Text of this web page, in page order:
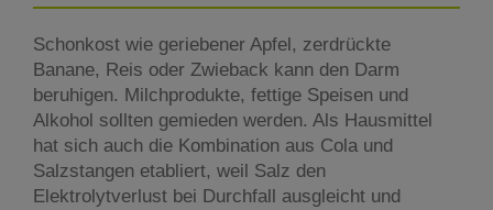
Schonkost wie geriebener Apfel, zerdrückte
Banane, Reis oder Zwieback kann den Darm
beruhigen. Milchprodukte, fettige Speisen und
Alkohol sollten gemieden werden. Als Hausmittel
hat sich auch die Kombination aus Cola und
Salzstangen etabliert, weil Salz den
Elektrolytverlust bei Durchfall ausgleicht und